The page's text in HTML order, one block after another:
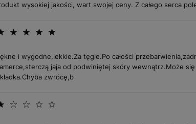
wysokiej jakości, wart swojej ceny. Z całego serca
i wygodne,lekkie.Za tęgie.Po całości
jaja od podwiniętej skóry wewnątrz.Może
zwrócę,b